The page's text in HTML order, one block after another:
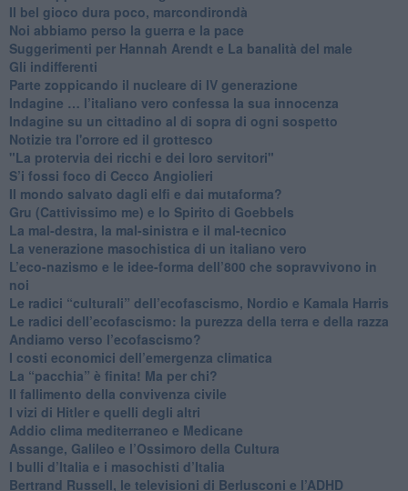
​Il bel gioco dura poco, marcondirondà
Noi abbiamo perso la guerra e la pace
Suggerimenti per Hannah Arendt e La banalità del male
​Gli indifferenti
Parte zoppicando il nucleare di IV generazione
​Indagine … l’italiano vero confessa la sua innocenza
Indagine su un cittadino al di sopra di ogni sospetto
Notizie tra l'orrore ed il grottesco
"La protervia dei ricchi e dei loro servitori"
S’i fossi foco di Cecco Angiolieri
​Il mondo salvato dagli elfi e dai mutaforma?
Gru (Cattivissimo me) e lo Spirito di Goebbels
​La mal-destra, la mal-sinistra e il mal-tecnico
​La venerazione masochistica di un italiano vero
​L’eco-nazismo e le idee-forma dell’800 che sopravvivono in
noi
​Le radici “culturali” dell’ecofascismo, Nordio e Kamala Harris
Le radici dell’ecofascismo: la purezza della terra e della razza
Andiamo verso l’ecofascismo?
I costi economici dell’emergenza climatica
​La “pacchia” è finita! Ma per chi?
​Il fallimento della convivenza civile
​I vizi di Hitler e quelli degli altri
Addio clima mediterraneo e Medicane
​Assange, Galileo e l’Ossimoro della Cultura
​I bulli d’Italia e i masochisti d’Italia
​Bertrand Russell, le televisioni di Berlusconi e l’ADHD